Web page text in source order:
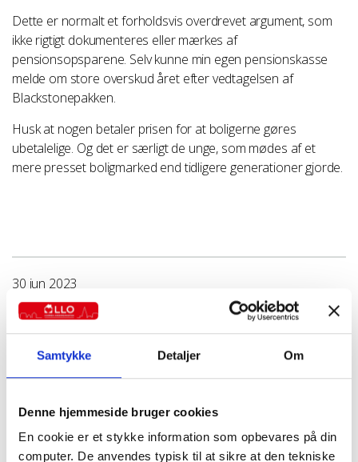
Samtykke Detaljer Om
Denne hjemmeside bruger cookies
En cookie er et stykke information som opbevares på din
computer. De anvendes typisk til at sikre at den tekniske
Dette er normalt et forholdsvis overdrevet argument, som
ikke rigtigt dokumenteres eller mærkes af
pensionsopsparene. Selv kunne min egen pensionskasse
melde om store overskud året efter vedtagelsen af
Blackstonepakken.
Husk at nogen betaler prisen for at boligerne gøres
ubetalelige. Og det er særligt de unge, som mødes af et
mere presset boligmarked end tidligere generationer gjorde.
30 jun 2023
Alle artikler Politik